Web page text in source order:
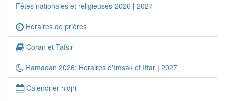
Fêtes nationales et religieuses 2026 | 2027
Horaires de prières
Coran et Tafsir
Ramadan 2026: Horaires d'Imsak et Iftar | 2027
Calendrier hidjri